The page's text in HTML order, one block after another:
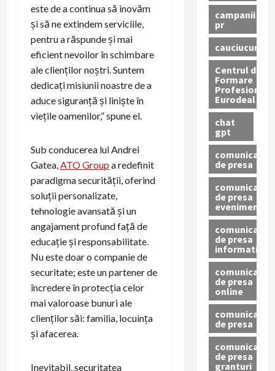
este de a continua să inovăm
și să ne extindem serviciile,
pentru a răspunde și mai
eficient nevoilor în schimbare
ale clienților noștri. Suntem
dedicați misiunii noastre de a
aduce siguranță și liniște în
viețile oamenilor,” spune el.
Sub conducerea lui Andrei
Gatea,ATO Group a redefinit
paradigma securității, oferind
soluții personalizate,
tehnologie avansată și un
angajament profund față de
educație și responsabilitate.
Nu este doar o companie de
securitate; este un partener de
încredere în protecția celor
mai valoroase bunuri ale
clienților săi: familia, locuința
și afacerea.
Inevitabil, securitatea
campanii
pr
cauciucuri
Centrul de
Formare
Profesionala
Eurodeal
chat
gpt
comunicat
de presa
comunicat
de presa
eveniment
comunicat
de presa
informativ
comunicat
de presa
online
comunicate
de presa
comunicate
de presa
granturi